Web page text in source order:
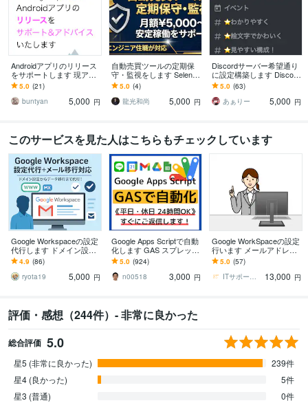
Androidアプリのリリース
をサポートします 現アプ
リ開発者がリリースまで
サポート&アドバイス致し
ます
5.0 (21)
buntyan
5,000 円
自動売買ツールの定期保
守・監視をします Seleniu
m製ツールを月次点検し軽
微な不具合に対応
5.0 (4)
龍光和尚
5,000 円
Discordサーバー希望通り
に設定構築します Discord
歴5年のベテランによるサ
ポートで安心！！
5.0 (63)
あぁりー
5,000 円
このサービスを見た人はこちらもチェックしています
Google Workspaceの設定
代行します ドメイン設定
からメールセキュリティ
設定まで丸ごとサポー
ト！
4.9 (86)
ryota19
5,000 円
Google Apps Scriptで自動
化します GAS スプレッド
シート、Gmail、Gemini、
定期実行
5.0 (924)
n00518
3,000 円
Google WorkSpaceの設定
行います メールアドレス
やメーリングリストも対
応できます
5.0 (57)
ITサポーターKUMA222
13,000 円
評価・感想（244件）- 非常に良かった
総合評価 5.0
星5 (非常に良かった)
239件
星4 (良かった)
5件
星3 (普通)
0件